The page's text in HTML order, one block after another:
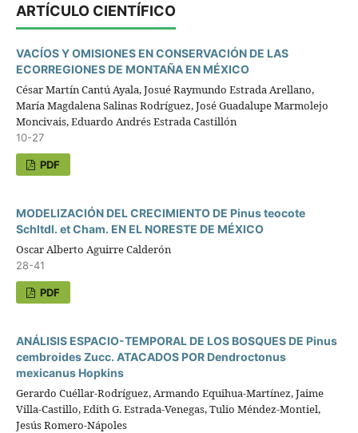
ARTÍCULO CIENTÍFICO
VACÍOS Y OMISIONES EN CONSERVACIÓN DE LAS
ECORREGIONES DE MONTAÑA EN MÉXICO
César Martín Cantú Ayala, Josué Raymundo Estrada Arellano,
María Magdalena Salinas Rodríguez, José Guadalupe Marmolejo
Moncivais, Eduardo Andrés Estrada Castillón
10-27
PDF
MODELIZACIÓN DEL CRECIMIENTO DE Pinus teocote
Schltdl. et Cham. EN EL NORESTE DE MÉXICO
Oscar Alberto Aguirre Calderón
28-41
PDF
ANÁLISIS ESPACIO-TEMPORAL DE LOS BOSQUES DE Pinus
cembroides Zucc. ATACADOS POR Dendroctonus
mexicanus Hopkins
Gerardo Cuéllar-Rodríguez, Armando Equihua-Martínez, Jaime
Villa-Castillo, Edith G. Estrada-Venegas, Tulio Méndez-Montiel,
Jesús Romero-Nápoles